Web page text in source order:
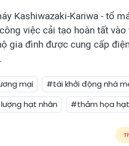
Kashiwazaki-Kariwa - tổ
việc cải tạo hoàn tất
gia đình được cung cấp
mại
#tái khởi động nhà
hạt nhân
#thảm họa